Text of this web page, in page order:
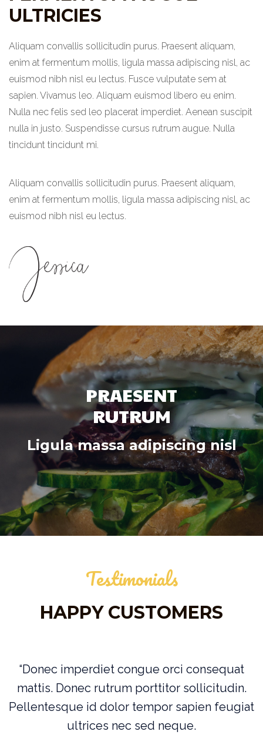
ULTRICIES
Aliquam convallis sollicitudin purus. Praesent aliquam,
enim at fermentum mollis, ligula massa adipiscing nisl, ac
euismod nibh nisl eu lectus. Fusce vulputate sem at
sapien. Vivamus leo. Aliquam euismod libero eu enim.
Nulla nec felis sed leo placerat imperdiet. Aenean suscipit
nulla in justo. Suspendisse cursus rutrum augue. Nulla
tincidunt tincidunt mi.
Aliquam convallis sollicitudin purus. Praesent aliquam,
enim at fermentum mollis, ligula massa adipiscing nisl, ac
euismod nibh nisl eu lectus.
PRAESENT
RUTRUM
Ligula massa adipiscing nisl
Testimonials
HAPPY CUSTOMERS
“Donec imperdiet congue orci consequat
mattis. Donec rutrum porttitor sollicitudin.
Pellentesque id dolor tempor sapien feugiat
ultrices nec sed neque.